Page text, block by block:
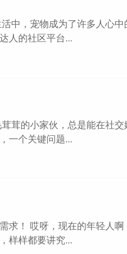
中，宠物成为了许多人心
人的社区平台...
茸的小家伙，总是能在社
一个关键问题...
求！ 哎呀，现在的年轻人
样样都要讲究...